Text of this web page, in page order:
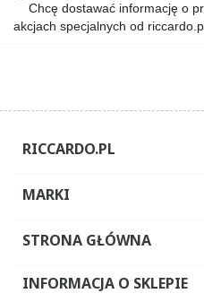
Chcę dostawać informację o
akcjach specjalnych od
RICCARDO.PL
MARKI
STRONA GŁÓWNA
INFORMACJA O SKLEPIE